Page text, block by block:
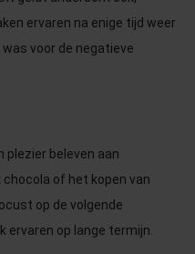
ervaren na enige tijd weer
voor de negatieve
plezier beleven aan
of het kopen van
op de volgende
ervaren op lange termijn.